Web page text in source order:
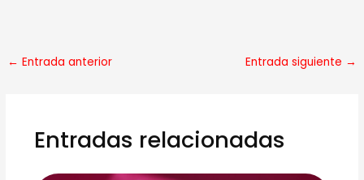
← Entrada anterior Entrada siguiente →
Entradas relacionadas